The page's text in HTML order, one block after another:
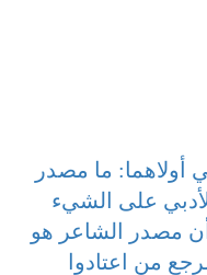
أولاهما: ما مصدر
على الشيء
مصدر الشاعر هو
من اعتادوا